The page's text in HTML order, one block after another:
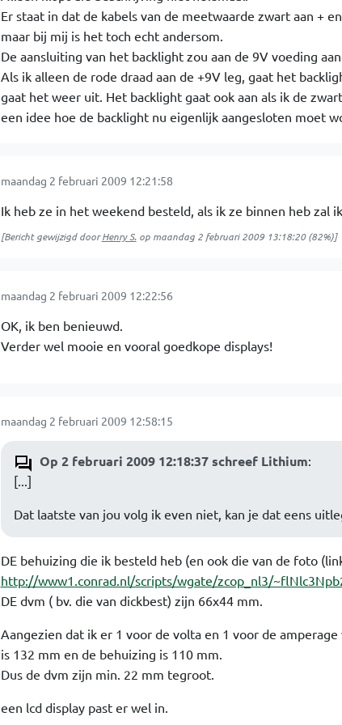
Er staat in dat de kabels van de meetwaarde zwart aan +
maar bij mij is het toch echt andersom.
De aansluiting van het backlight zou aan de 9V voeding
Als ik alleen de rode draad aan de +9V leg, gaat het
gaat het weer uit. Het backlight gaat ook aan als ik de
een idee hoe de backlight nu eigenlijk aangesloten moet
maandag 2 februari 2009 12:21:58
Ik heb ze in het weekend besteld, als ik ze binnen heb zal
[Bericht gewijzigd doorHenry S.op maandag 2 februari 2009 13:18:20(82%)]
maandag 2 februari 2009 12:22:56
OK, ik ben benieuwd.
Verder wel mooie en vooral goedkope displays!
maandag 2 februari 2009 12:58:15
Op 2 februari 2009 12:18:37 schreef Lithium:
[...]
Dat laatste van jou volg ik even niet, kan je dat eens
DE behuizing die ik besteld heb (en ook die van de foto
http://www1.conrad.nl/scripts/wgate/zcop_nl3/
DE dvm ( bv. die van dickbest) zijn 66x44 mm.
Aangezien dat ik er 1 voor de volta en 1 voor de
is 132 mm en de behuizing is 110 mm.
Dus de dvm zijn min. 22 mm tegroot.
een lcd display past er wel in.